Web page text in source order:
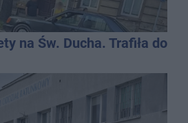
na Św. Ducha. Trafiła do